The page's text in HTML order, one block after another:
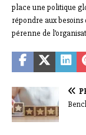
place une politique
répondre aux
pérenne de